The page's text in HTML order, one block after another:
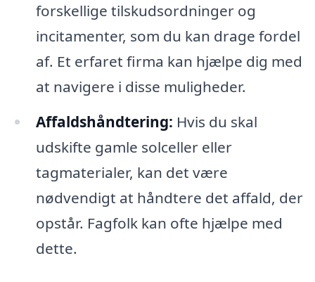
forskellige tilskudsordninger og
incitamenter, som du kan drage fordel
af. Et erfaret firma kan hjælpe dig med
at navigere i disse muligheder.
Affaldshåndtering: Hvis du skal
udskifte gamle solceller eller
tagmaterialer, kan det være
nødvendigt at håndtere det affald, der
opstår. Fagfolk kan ofte hjælpe med
dette.